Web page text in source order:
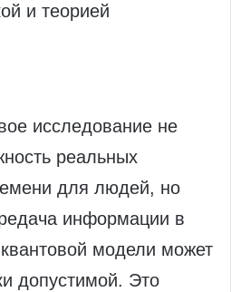
и теорией
исследование не
реальных
для людей, но
информации в
модели может
допустимой. Это